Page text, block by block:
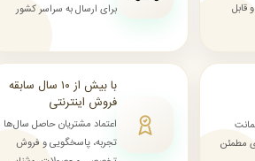
برای ارسال به سراسر کشور
مطمئن
با بیش از ۱۰ سال سابقه
فروش اینترنتی
اعتماد مشتریان حاصل سال‌ها
تجربه، پاسخگویی و فروش